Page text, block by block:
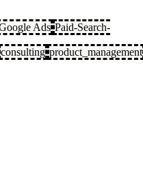
Ads Paid-Search-
consulting product_management